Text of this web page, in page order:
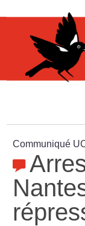
Communiqué